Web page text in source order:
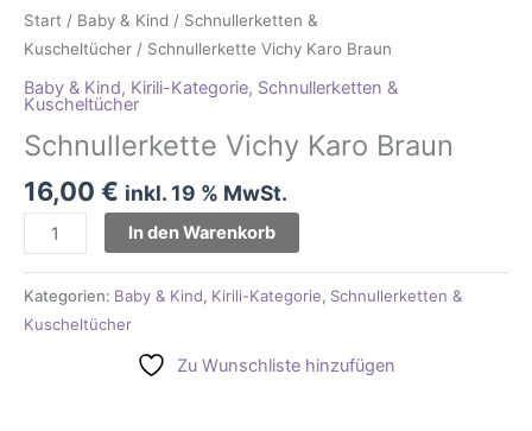
Start / Baby & Kind / Schnullerketten &
Kuscheltücher / Schnullerkette Vichy Karo Braun
Baby & Kind, Kirili-Kategorie, Schnullerketten &
Kuscheltücher
Schnullerkette Vichy Karo Braun
16,00 € inkl. 19 % MwSt.
In den Warenkorb
Kategorien: Baby & Kind, Kirili-Kategorie, Schnullerketten &
Kuscheltücher
Zu Wunschliste hinzufügen